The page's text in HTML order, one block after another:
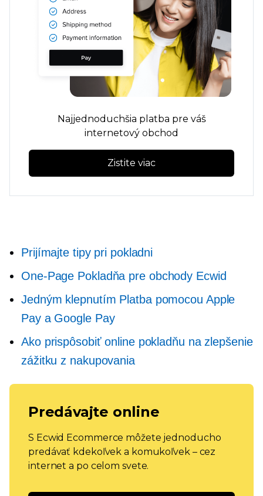
Najjednoduchšia platba pre váš
internetový obchod
Zistite viac
Prijímajte tipy pri pokladni
One-Page Pokladňa pre obchody Ecwid
Jedným klepnutím Platba pomocou Apple
Pay a Google Pay
Ako prispôsobiť online pokladňu na zlepšenie
zážitku z nakupovania
Predávajte online
S Ecwid Ecommerce môžete jednoducho
predávať kdekoľvek a komukoľvek – cez
internet a po celom svete.